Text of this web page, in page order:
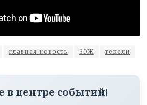
главная новость ЗОЖ текели
в центре событий!